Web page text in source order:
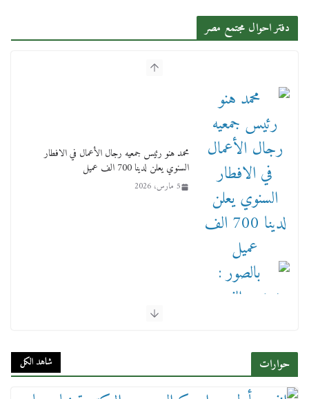
دفتر احوال مجتمع مصر
حوارات شاهد الكل